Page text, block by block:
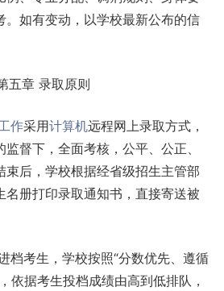
。如有变动，以学校最新公布的信
五章 录取原则
作采用计算机远程网上录取方式，
督下，全面考核，公平、公正、
束后，学校根据经省级招生主管部
名册打印录取通知书，直接寄送被
档考生，学校按照“分数优先、遵循
依据考生投档成绩由高到低排队，